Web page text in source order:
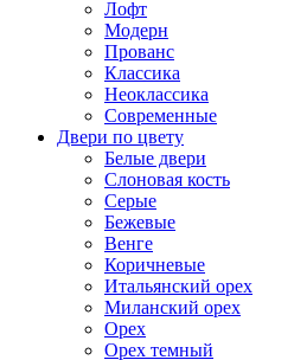
Лофт
Модерн
Прованс
Классика
Неоклассика
Современные
Двери по цвету
Белые двери
Слоновая кость
Серые
Бежевые
Венге
Коричневые
Итальянский орех
Миланский орех
Орех
Орех темный